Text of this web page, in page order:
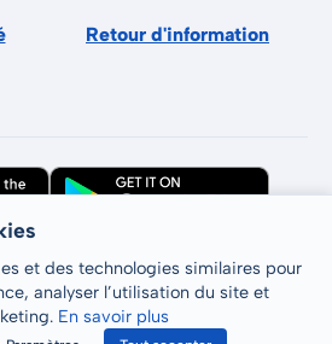
Retour d'information
© LCP GmbH 2026
et des technologies similaires pour
analyser l’utilisation du site et
En savoir plus